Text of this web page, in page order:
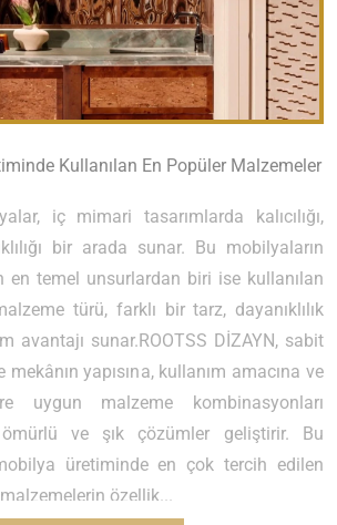
Kullanılan En Popüler Malzemeler
iç mimari tasarımlarda kalıcılığı,
bir arada sunar. Bu mobilyaların
en temel unsurlardan biri ise kullanılan
türü, farklı bir tarz, dayanıklılık
avantajı sunar.ROOTSS DİZAYN, sabit
yapısına, kullanım amacına ve
uygun malzeme kombinasyonları
ve şık çözümler geliştirir. Bu
üretiminde en çok tercih edilen
özellik...